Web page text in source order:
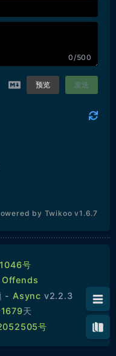
0/500
预览 发送
by Twikoo v1.6.7
号
Offends
- Async v2.2.3
1679天
号
主
主节点配置
2号主配置
号主节点配置